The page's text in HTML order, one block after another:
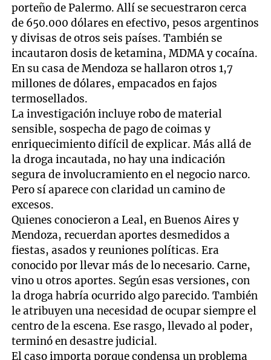
porteño de Palermo. Allí se secuestraron cerca
de 650.000 dólares en efectivo, pesos argentinos
y divisas de otros seis países. También se
incautaron dosis de ketamina, MDMA y cocaína.
En su casa de Mendoza se hallaron otros 1,7
millones de dólares, empacados en fajos
termosellados.
La investigación incluye robo de material
sensible, sospecha de pago de coimas y
enriquecimiento difícil de explicar. Más allá de
la droga incautada, no hay una indicación
segura de involucramiento en el negocio narco.
Pero sí aparece con claridad un camino de
excesos.
Quienes conocieron a Leal, en Buenos Aires y
Mendoza, recuerdan aportes desmedidos a
fiestas, asados y reuniones políticas. Era
conocido por llevar más de lo necesario. Carne,
vino u otros aportes. Según esas versiones, con
la droga habría ocurrido algo parecido. También
le atribuyen una necesidad de ocupar siempre el
centro de la escena. Ese rasgo, llevado al poder,
terminó en desastre judicial.
El caso importa porque condensa un problema